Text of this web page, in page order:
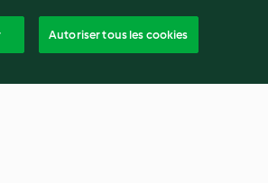
Autoriser tous les cookies